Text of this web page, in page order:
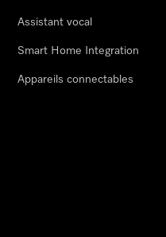
Assistant vocal
Smart Home Integration
Appareils connectables